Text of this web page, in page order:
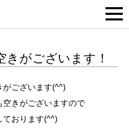
きがございます！
がございます(^^)
空きがございますので
ております(^^)